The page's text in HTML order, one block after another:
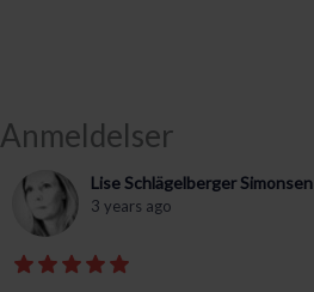
Anmeldelser
Lise Schlägelberger Simonsen
3 years ago